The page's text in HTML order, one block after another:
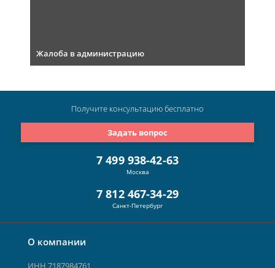
Жалоба в администрацию
О компании
ИНН 7187984761
7 499 938-42-63
Москва
7 812 467-34-29
Санкт-Петербург
Задать вопрос
Получите консультациюбесплатно